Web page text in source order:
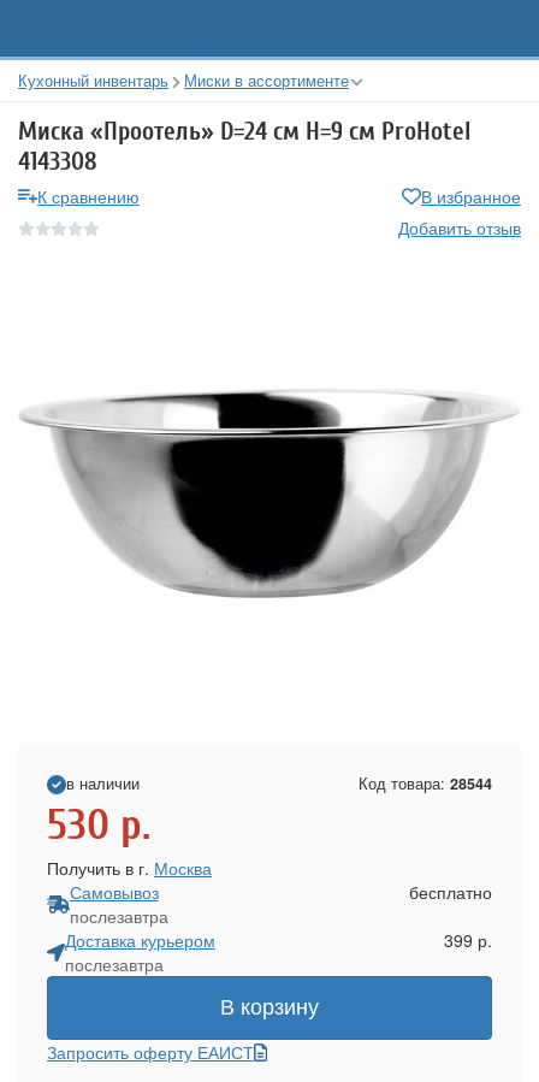
Кухонный инвентарь Миски в ассортименте
Миска «Проотель» D=24 см H=9 см ProHotel
4143308
К сравнению
В избранное
Добавить отзыв
в наличии Код товара: 28544
530 р.
Получить в г. Москва
Самовывоз
послезавтра
бесплатно
Доставка курьером
послезавтра
399 р.
В корзину
Запросить оферту ЕАИСТ